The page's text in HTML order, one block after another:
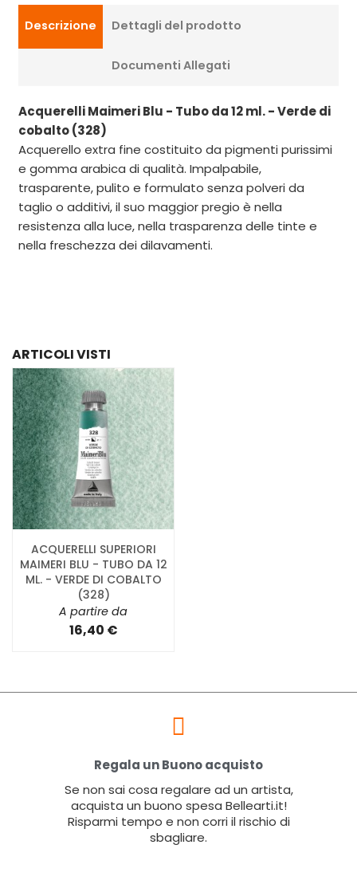
Descrizione Dettagli del prodotto
Documenti Allegati
Acquerelli Maimeri Blu - Tubo da 12 ml. - Verde di
cobalto (328)
Acquerello extra fine costituito da pigmenti purissimi
e gomma arabica di qualità. Impalpabile,
trasparente, pulito e formulato senza polveri da
taglio o additivi, il suo maggior pregio è nella
resistenza alla luce, nella trasparenza delle tinte e
nella freschezza dei dilavamenti.
ARTICOLI VISTI
ACQUERELLI SUPERIORI
MAIMERI BLU - TUBO DA 12
ML. - VERDE DI COBALTO
(328)
A partire da
16,40 €
Regala un Buono acquisto
Se non sai cosa regalare ad un artista,
acquista un buono spesa Bellearti.it!
Risparmi tempo e non corri il rischio di
sbagliare.